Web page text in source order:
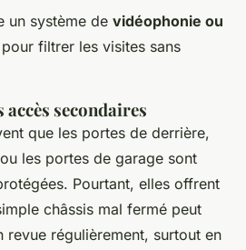
un système de vidéophonie ou
pour filtrer les visites sans
accès secondaires
que les portes de derrière,
les portes de garage sont
Pourtant, elles offrent
châssis mal fermé peut
revue régulièrement, surtout en